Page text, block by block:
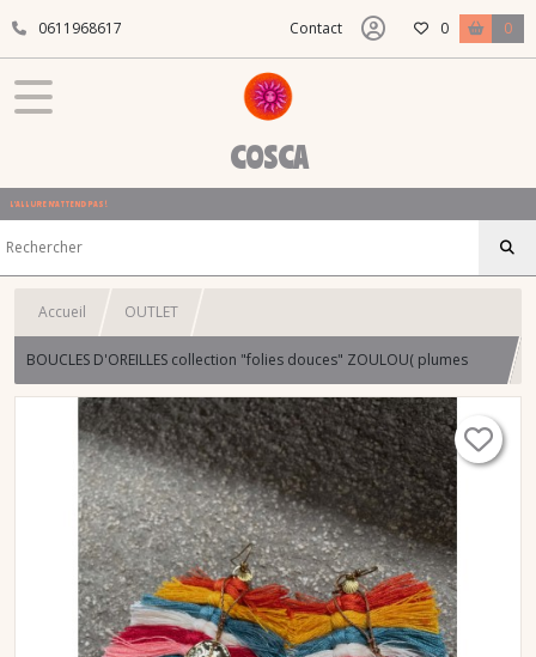
0611968617 Contact 0 0
COSCA
L'ALLURE N'ATTEND PAS !
Accueil OUTLET
BOUCLES D'OREILLES collection "folies douces" ZOULOU( plumes
multicolores + gros sequins)